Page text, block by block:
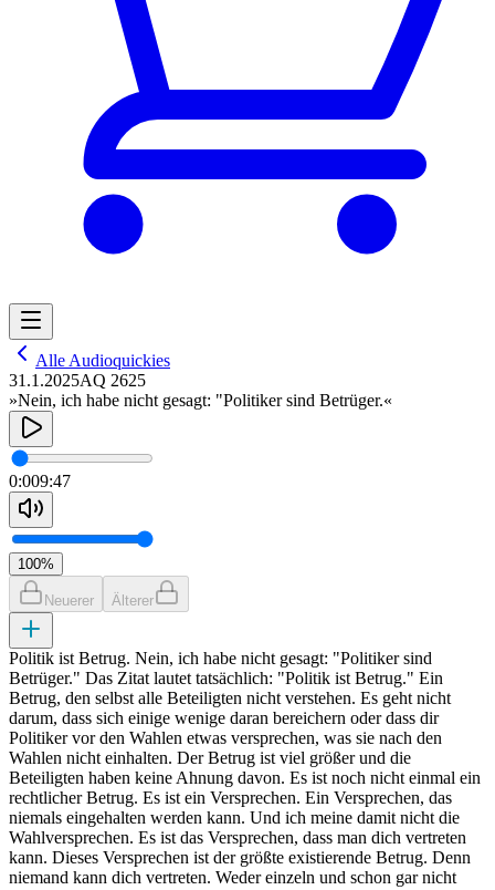
Alle Audioquickies
31.1.2025AQ 2625
»Nein, ich habe nicht gesagt: "Politiker sind Betrüger.«
0:009:47
100%
Neuerer Älterer
Politik ist Betrug. Nein, ich habe nicht gesagt: "Politiker sind
Betrüger." Das Zitat lautet tatsächlich: "Politik ist Betrug." Ein
Betrug, den selbst alle Beteiligten nicht verstehen. Es geht nicht
darum, dass sich einige wenige daran bereichern oder dass dir
Politiker vor den Wahlen etwas versprechen, was sie nach den
Wahlen nicht einhalten. Der Betrug ist viel größer und die
Beteiligten haben keine Ahnung davon. Es ist noch nicht einmal ein
rechtlicher Betrug. Es ist ein Versprechen. Ein Versprechen, das
niemals eingehalten werden kann. Und ich meine damit nicht die
Wahlversprechen. Es ist das Versprechen, dass man dich vertreten
kann. Dieses Versprechen ist der größte existierende Betrug. Denn
niemand kann dich vertreten. Weder einzeln und schon gar nicht